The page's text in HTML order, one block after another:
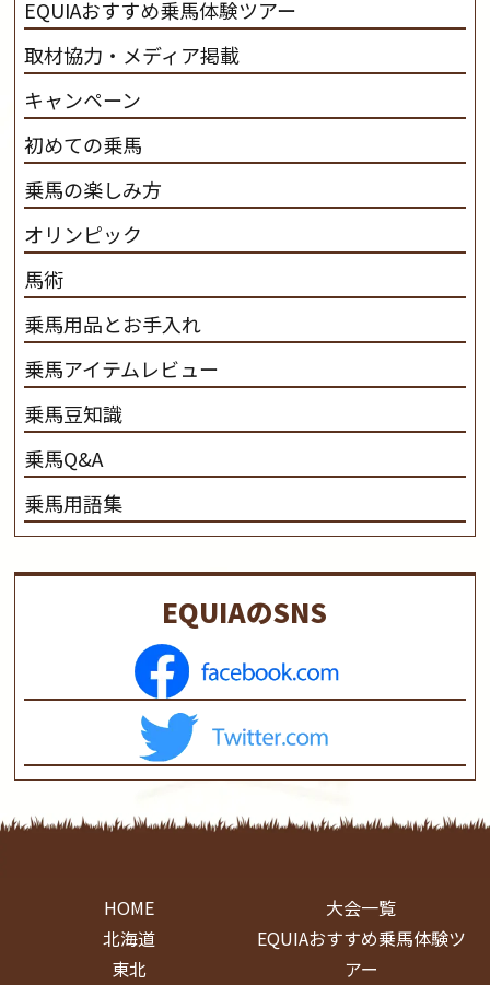
EQUIAおすすめ乗馬体験ツアー
取材協力・メディア掲載
キャンペーン
初めての乗馬
乗馬の楽しみ方
オリンピック
馬術
乗馬用品とお手入れ
乗馬アイテムレビュー
乗馬豆知識
乗馬Q&A
乗馬用語集
EQUIAのSNS
HOME
北海道
東北
大会一覧
EQUIAおすすめ乗馬体験ツ
アー